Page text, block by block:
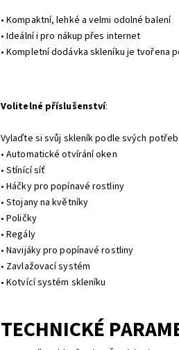
• Kompaktní, lehké a velmi odolné balení
• Ideální i pro nákup přes internet
• Kompletní dodávka skleníku je tvořena
Volitelné příslušenství:
Vylaďte si svůj skleník podle svých
• Automatické otvírání oken
• Stínící síť
• Háčky pro popínavé rostliny
• Stojany na květníky
• Poličky
• Regály
• Navijáky pro popínavé rostliny
• Zavlažovací systém
• Kotvící systém skleníku
TECHNICKÉ